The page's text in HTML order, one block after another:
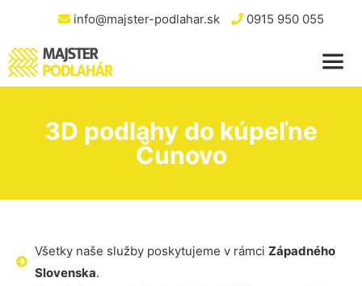
info@majster-podlahar.sk 0915 950 055
3D podlahy do kúpeľne
Čunovo
Všetky naše služby poskytujeme v rámci Západného
Slovenska.